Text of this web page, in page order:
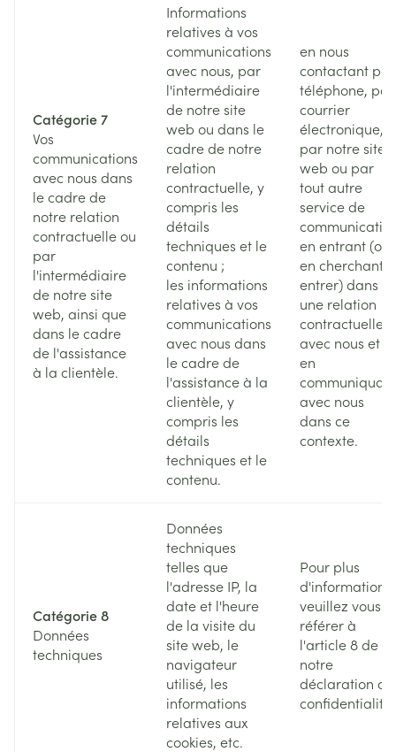
Catégorie 7
Vos
communications
avec nous dans
le cadre de
notre relation
contractuelle ou
par
l'intermédiaire
de notre site
web, ainsi que
dans le cadre
de l'assistance
à la clientèle.
Informations
relatives à vos
communications
avec nous, par
l'intermédiaire
de notre site
web ou dans le
cadre de notre
relation
contractuelle, y
compris les
détails
techniques et le
contenu ;
les informations
relatives à vos
communications
avec nous dans
le cadre de
l'assistance à la
clientèle, y
compris les
détails
techniques et le
contenu.
en nous
contactant par
téléphone, par
courrier
électronique,
par notre site
web ou par
tout autre
service de
en entrant (ou
en cherchant à
entrer) dans
une relation
contractuelle
avec nous et
en
communiquant
avec nous
dans ce
contexte.
Catégorie 8
Données
techniques
Données
techniques
telles que
l'adresse IP, la
date et l'heure
de la visite du
site web, le
navigateur
utilisé, les
informations
relatives aux
cookies, etc.
Pour plus
d'informations,
veuillez vous
référer à
l'article 8 de
notre
déclaration de
confidentialité.